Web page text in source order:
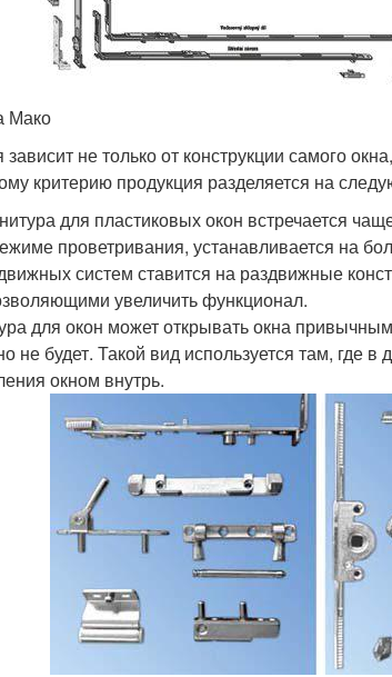
Мако
не только от конструкции самого
критерию продукция разделяется на
для пластиковых окон встречается
проветривания, устанавливается на
систем ставится на раздвижные
увеличить функционал.
для окон может открывать окна
не будет. Такой вид используется там, где
окном внутрь.